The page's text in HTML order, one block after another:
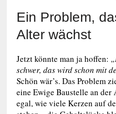
Ein Problem,
Alter wächst
Jetzt könnte man ja hoffen:
schwer, das wird schon mit
Schön wär’s. Das Problem
eine Ewige Baustelle an
egal, wie viele Kerzen auf